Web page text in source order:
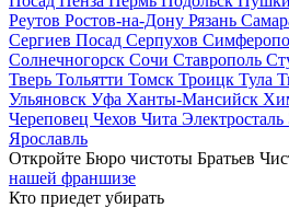
Реутов Ростов-на-Дону Рязань
Сергиев Посад Серпухов
Солнечногорск Сочи Ставрополь
Тверь Тольятти Томск Троицк Тула
Ульяновск Уфа Ханты-Мансийск
Череповец Чехов Чита Электросталь
Ярославль
Откройте Бюро чистоты Братьев
нашей франшизе
Кто приедет убирать